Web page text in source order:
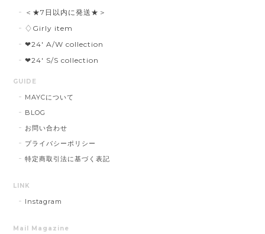
＜★7日以内に発送★＞
♢Girly item
❤︎24' A/W collection
❤︎24' S/S collection
GUIDE
MAYCについて
BLOG
お問い合わせ
プライバシーポリシー
特定商取引法に基づく表記
LINK
Instagram
Mail Magazine